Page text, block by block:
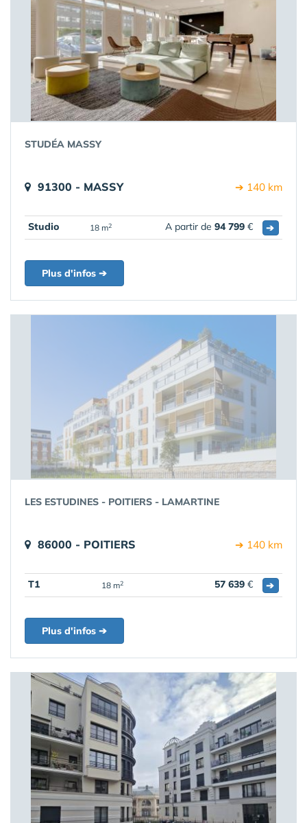
STUDÉA MASSY
91300 - MASSY ➔ 140 km
Studio 18 m2 A partir de 94 799 € ➔
Plus d'infos ➔
LES ESTUDINES - POITIERS - LAMARTINE
86000 - POITIERS ➔ 140 km
T1 18 m2 57 639 € ➔
Plus d'infos ➔